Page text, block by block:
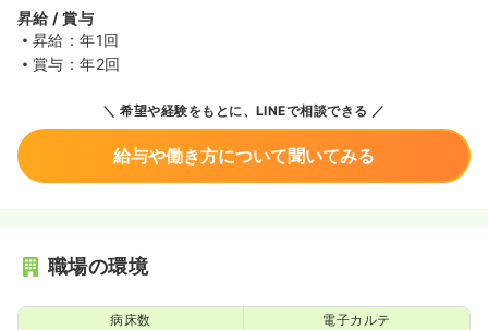
昇給 / 賞与
昇給：年1回
賞与：年2回
希望や経験をもとに、LINEで相談できる
給与や働き方について聞いてみる
職場の環境
病床数 電子カルテ